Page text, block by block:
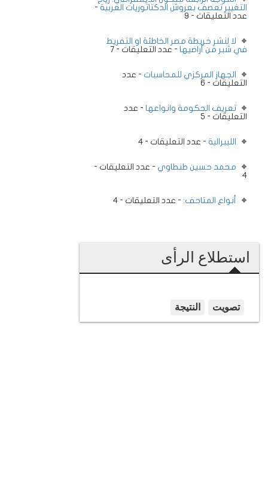
التغيير تعصف بعروش الدكتاتوريات العربية -
عدد التعليقات - 9
لا لنشر خريطة مصر الخاطئة او التفريط
في شبر من أراضيها - عدد التعليقات - 7
الجهاز المركزي للمحاسبات - عدد
التعليقات - 6
تعريف الحكومة وانواعها - عدد
التعليقات - 5
الليبرالية - عدد التعليقات - 4
محمد حسين طنطاوي - عدد التعليقات -
4
أنواع المتاحف: - عدد التعليقات - 4
استطلاع الرأى